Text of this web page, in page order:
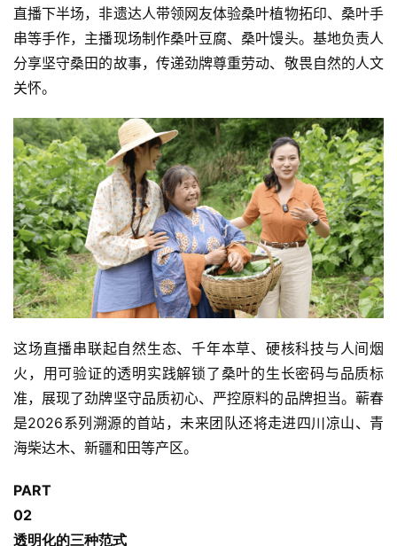
直播下半场，非遗达人带领网友体验桑叶植物拓印、桑叶手
串等手作，主播现场制作桑叶豆腐、桑叶馒头。基地负责人
分享坚守桑田的故事，传递劲牌尊重劳动、敬畏自然的人文
关怀。
这场直播串联起自然生态、千年本草、硬核科技与人间烟
火，用可验证的透明实践解锁了桑叶的生长密码与品质标
准，展现了劲牌坚守品质初心、严控原料的品牌担当。蕲春
是2026系列溯源的首站，未来团队还将走进四川凉山、 青
海柴达木、新疆和田等产区。
PART
02
透明化的三种范式